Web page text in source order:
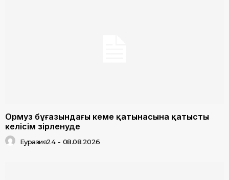
Ормуз бұғазындағы кеме қатынасына қатысты
келісім әзірленуде
Еуразия24 - 08.08.2026